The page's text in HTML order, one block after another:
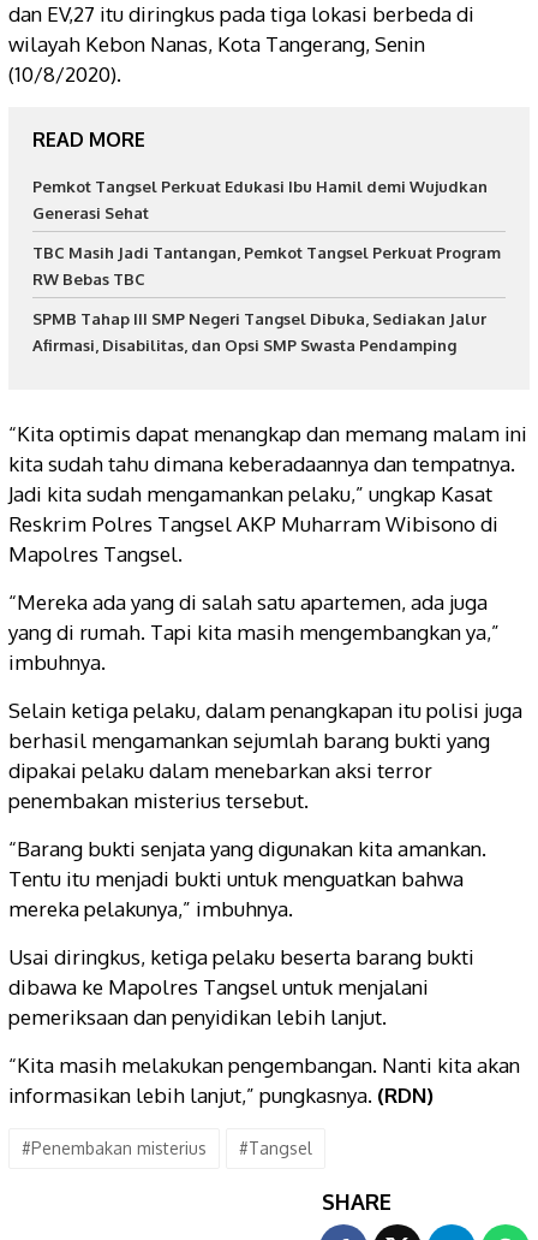
dan EV,27 itu diringkus pada tiga lokasi berbeda di
wilayah Kebon Nanas, Kota Tangerang, Senin
(10/8/2020).
READ MORE
Pemkot Tangsel Perkuat Edukasi Ibu Hamil demi Wujudkan
Generasi Sehat
TBC Masih Jadi Tantangan, Pemkot Tangsel Perkuat Program
RW Bebas TBC
SPMB Tahap III SMP Negeri Tangsel Dibuka, Sediakan Jalur
Afirmasi, Disabilitas, dan Opsi SMP Swasta Pendamping
“Kita optimis dapat menangkap dan memang malam ini
kita sudah tahu dimana keberadaannya dan tempatnya.
Jadi kita sudah mengamankan pelaku,” ungkap Kasat
Reskrim Polres Tangsel AKP Muharram Wibisono di
Mapolres Tangsel.
“Mereka ada yang di salah satu apartemen, ada juga
yang di rumah. Tapi kita masih mengembangkan ya,”
imbuhnya.
Selain ketiga pelaku, dalam penangkapan itu polisi juga
berhasil mengamankan sejumlah barang bukti yang
dipakai pelaku dalam menebarkan aksi terror
penembakan misterius tersebut.
“Barang bukti senjata yang digunakan kita amankan.
Tentu itu menjadi bukti untuk menguatkan bahwa
mereka pelakunya,” imbuhnya.
Usai diringkus, ketiga pelaku beserta barang bukti
dibawa ke Mapolres Tangsel untuk menjalani
pemeriksaan dan penyidikan lebih lanjut.
“Kita masih melakukan pengembangan. Nanti kita akan
informasikan lebih lanjut,” pungkasnya. (RDN)
#Penembakan misterius #Tangsel
SHARE